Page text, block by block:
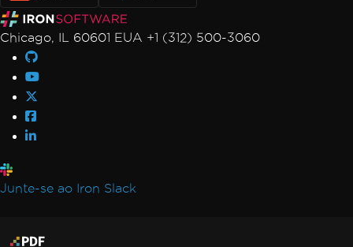
Chicago, IL 60601 EUA +1 (312) 500-3060
Junte-se ao Iron Slack